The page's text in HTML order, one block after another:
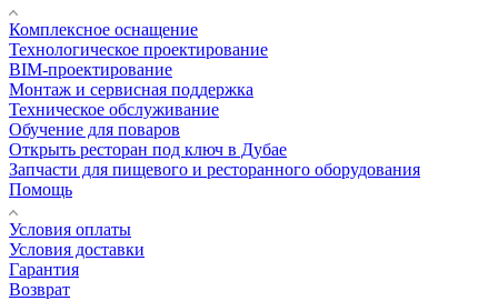
Комплексное оснащение
Технологическое проектирование
BIM-проектирование
Монтаж и сервисная поддержка
Техническое обслуживание
Обучение для поваров
Открыть ресторан под ключ в Дубае
Запчасти для пищевого и ресторанного оборудования
Помощь
Условия оплаты
Условия доставки
Гарантия
Возврат